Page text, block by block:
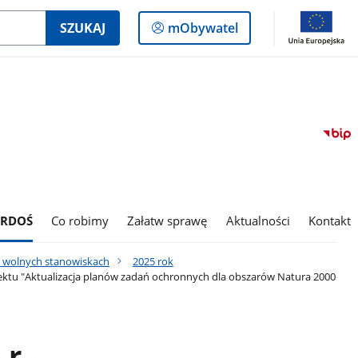
SZUKAJ
Logowanie
do
mObywatel
Co robimy Załatw sprawę Aktualności Kontakt
wolnych stanowiskach
2025 rok
"Aktualizacja planów zadań ochronnych dla obszarów Natura 2000